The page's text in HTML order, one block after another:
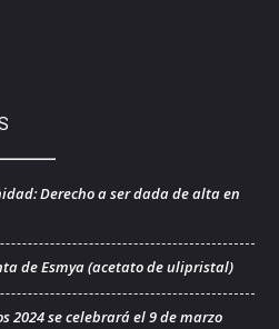
Derecho a ser dada de alta en
de Esmya (acetato de ulipristal)
2024 se celebrará el 9 de marzo